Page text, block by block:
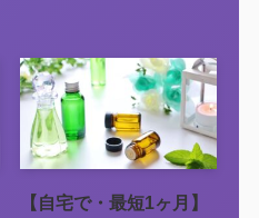
【自宅で・最短1ヶ月】